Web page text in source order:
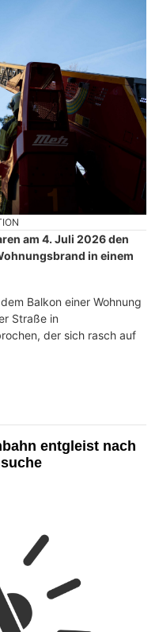
am 4. Juli 2026 den
in einem
Balkon einer Wohnung
Straße in
der sich rasch auf
entgleist nach